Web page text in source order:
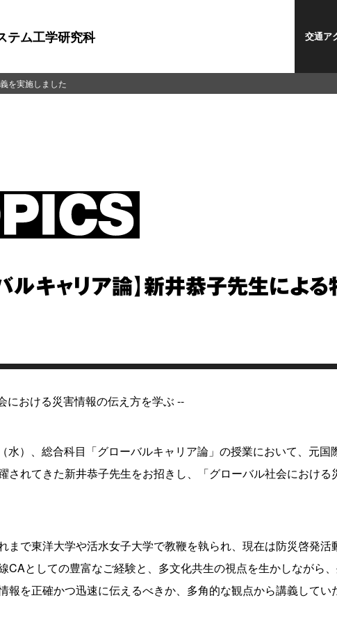
テム工学研究科 交通ア
ルキャリア論】新井恭子先生によ
における災害情報の伝え方を学ぶ --
水）、総合科目「グローバルキャリア論」の授業において、元
されてきた新井恭子先生をお招きし、「グローバル社会におけ
まで東洋大学や活水女子大学で教鞭を執られ、現在は防災啓発
CAとしての豊富なご経験と、多文化共生の視点を生かしながら
報を正確かつ迅速に伝えるべきか、多角的な観点から講義してい
を実施しました